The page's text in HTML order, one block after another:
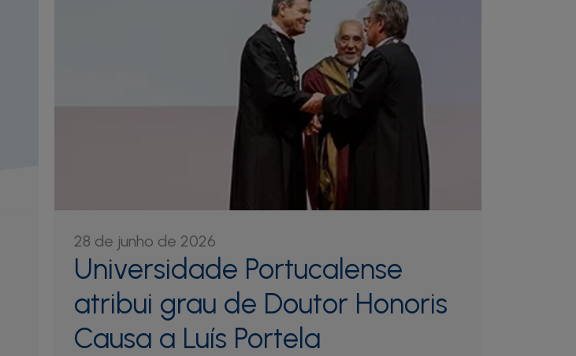
28 de junho de 2026
Universidade Portucalense
atribui grau de Doutor Honoris
Causa a Luís Portela